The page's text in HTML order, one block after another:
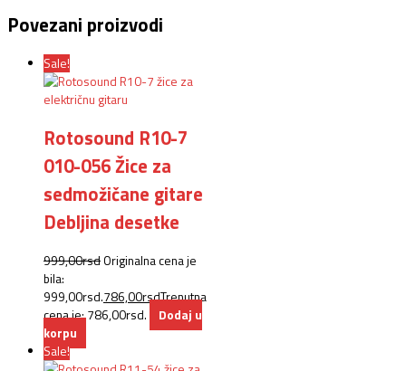
Povezani proizvodi
Sale!
Rotosound R10-7
010-056 Žice za
sedmožičane gitare
Debljina desetke
999,00rsd Originalna cena je
bila:
999,00rsd.786,00rsdTrenutna
cena je: 786,00rsd.
Dodaj u
korpu
Sale!